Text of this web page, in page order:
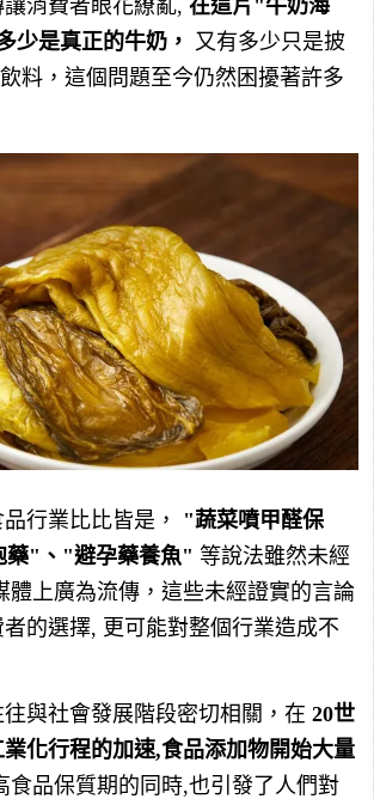
消費者眼花繚亂, 在這片"牛奶海
少是真正的牛奶， 又有多少只是披
料，這個問題至今仍然困擾著許多
行業比比皆是， "蔬菜噴甲醛保
"、"避孕藥養魚" 等說法雖然未經
體上廣為流傳，這些未經證實的言論
的選擇, 更可能對整個行業造成不
與社會發展階段密切相關，在 20世
化行程的加速,食品添加物開始大量
食品保質期的同時,也引發了人們對